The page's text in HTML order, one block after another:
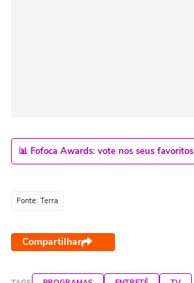
📊 Fofoca Awards: vote nos seus favoritos
Fonte: Terra
Compartilhar